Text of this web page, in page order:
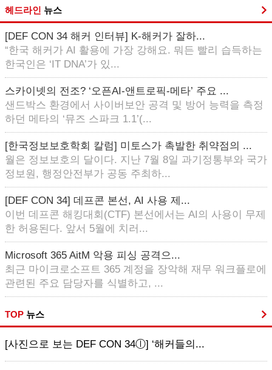
헤드라인 뉴스
[DEF CON 34 해커 인터뷰] K-해커가 잘하...
“한국 해커가 AI 활용에 가장 강해요. 뭐든 빨리 습득하는
한국인은 ‘IT DNA’가 있...
스카이넷의 전조? ‘오픈AI-앤트로픽-메타’ 주요 ...
샌드박스 환경에서 사이버보안 공격 및 방어 능력을 측정
하던 메타의 ‘뮤즈 스파크 1.1’(...
[한국정보보호학회 칼럼] 미토스가 촉발한 취약점의 ...
월은 정보보호의 달이다. 지난 7월 8일 과기정통부와 국가
정보원, 행정안전부가 공동 주최하...
[DEF CON 34] 데프콘 본선, AI 사용 제...
이번 데프콘 해킹대회(CTF) 본선에서는 AI의 사용이 무제
한 허용된다. 앞서 5월에 치러...
Microsoft 365 AitM 악용 피싱 공격으...
최근 마이크로소프트 365 계정을 장악해 재무 워크플로에
관련된 주요 담당자를 식별하고, ...
TOP 뉴스
[사진으로 보는 DEF CON 34ⓛ] ‘해커들의...